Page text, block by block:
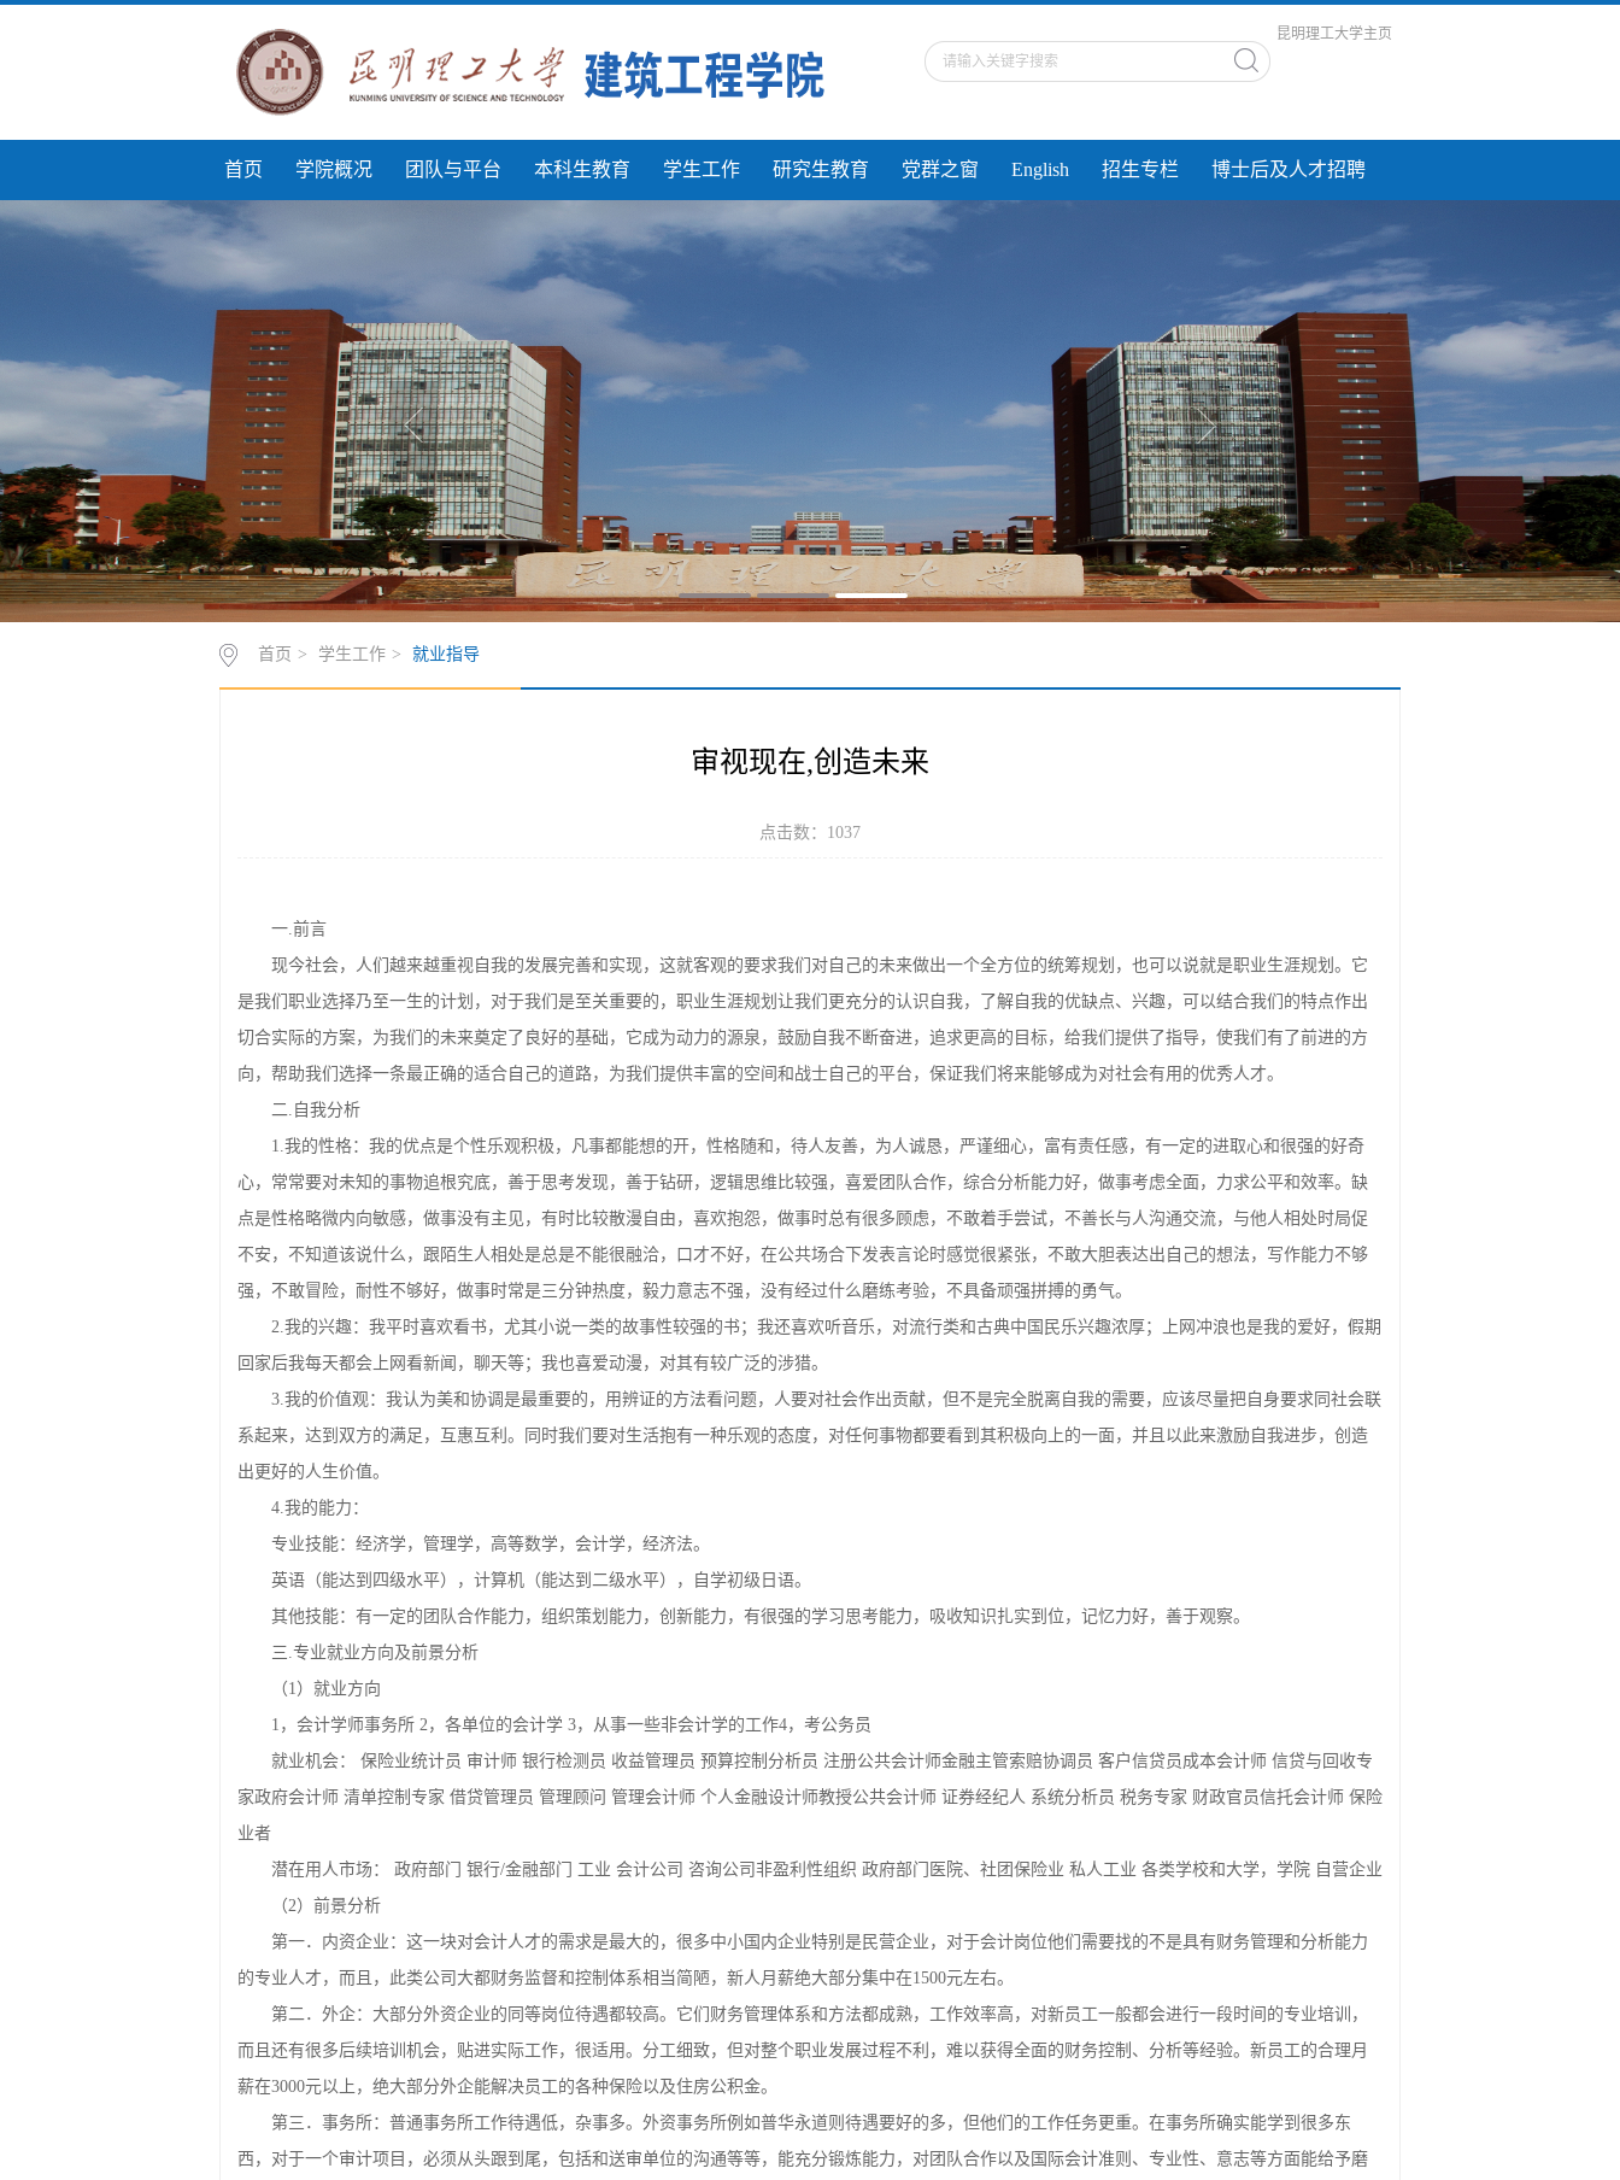
昆明理工大学主页
首页 学院概况 团队与平台 本科生教育 学生工作 研究生教育 党群之窗 English 招生专栏 博士后及人才招聘
一.前言
现今社会，人们越来越重视自我的发展完善和实现，这就客观的要求我们对自己的未来做出一个全方位的统筹规划，也可以说就是职业生涯规划。它
是我们职业选择乃至一生的计划，对于我们是至关重要的，职业生涯规划让我们更充分的认识自我，了解自我的优缺点、兴趣，可以结合我们的特点作出
切合实际的方案，为我们的未来奠定了良好的基础，它成为动力的源泉，鼓励自我不断奋进，追求更高的目标，给我们提供了指导，使我们有了前进的方
向，帮助我们选择一条最正确的适合自己的道路，为我们提供丰富的空间和战士自己的平台，保证我们将来能够成为对社会有用的优秀人才。
二.自我分析
1.我的性格：我的优点是个性乐观积极，凡事都能想的开，性格随和，待人友善，为人诚恳，严谨细心，富有责任感，有一定的进取心和很强的好奇
心，常常要对未知的事物追根究底，善于思考发现，善于钻研，逻辑思维比较强，喜爱团队合作，综合分析能力好，做事考虑全面，力求公平和效率。缺
点是性格略微内向敏感，做事没有主见，有时比较散漫自由，喜欢抱怨，做事时总有很多顾虑，不敢着手尝试，不善长与人沟通交流，与他人相处时局促
不安，不知道该说什么，跟陌生人相处是总是不能很融洽，口才不好，在公共场合下发表言论时感觉很紧张，不敢大胆表达出自己的想法，写作能力不够
强，不敢冒险，耐性不够好，做事时常是三分钟热度，毅力意志不强，没有经过什么磨练考验，不具备顽强拼搏的勇气。
2.我的兴趣：我平时喜欢看书，尤其小说一类的故事性较强的书；我还喜欢听音乐，对流行类和古典中国民乐兴趣浓厚；上网冲浪也是我的爱好，假期
回家后我每天都会上网看新闻，聊天等；我也喜爱动漫，对其有较广泛的涉猎。
3.我的价值观：我认为美和协调是最重要的，用辨证的方法看问题，人要对社会作出贡献，但不是完全脱离自我的需要，应该尽量把自身要求同社会联
系起来，达到双方的满足，互惠互利。同时我们要对生活抱有一种乐观的态度，对任何事物都要看到其积极向上的一面，并且以此来激励自我进步，创造
出更好的人生价值。
4.我的能力：
专业技能：经济学，管理学，高等数学，会计学，经济法。
英语（能达到四级水平），计算机（能达到二级水平），自学初级日语。
其他技能：有一定的团队合作能力，组织策划能力，创新能力，有很强的学习思考能力，吸收知识扎实到位，记忆力好，善于观察。
三.专业就业方向及前景分析
（1）就业方向
1，会计学师事务所 2，各单位的会计学 3，从事一些非会计学的工作4，考公务员
就业机会： 保险业统计员 审计师 银行检测员 收益管理员 预算控制分析员 注册公共会计师金融主管索赔协调员 客户信贷员成本会计师 信贷与回收专
家政府会计师 清单控制专家 借贷管理员 管理顾问 管理会计师 个人金融设计师教授公共会计师 证券经纪人 系统分析员 税务专家 财政官员信托会计师 保险
潜在用人市场： 政府部门 银行/金融部门 工业 会计公司 咨询公司非盈利性组织 政府部门医院、社团保险业 私人工业 各类学校和大学，学院 自营企业
（2）前景分析
第一．内资企业：这一块对会计人才的需求是最大的，很多中小国内企业特别是民营企业，对于会计岗位他们需要找的不是具有财务管理和分析能力
的专业人才，而且，此类公司大都财务监督和控制体系相当简陋，新人月薪绝大部分集中在1500元左右。
第二．外企：大部分外资企业的同等岗位待遇都较高。它们财务管理体系和方法都成熟，工作效率高，对新员工一般都会进行一段时间的专业培训，
而且还有很多后续培训机会，贴进实际工作，很适用。分工细致，但对整个职业发展过程不利，难以获得全面的财务控制、分析等经验。新员工的合理月
薪在3000元以上，绝大部分外企能解决员工的各种保险以及住房公积金。
第三．事务所：普通事务所工作待遇低，杂事多。外资事务所例如普华永道则待遇要好的多，但他们的工作任务更重。在事务所确实能学到很多东